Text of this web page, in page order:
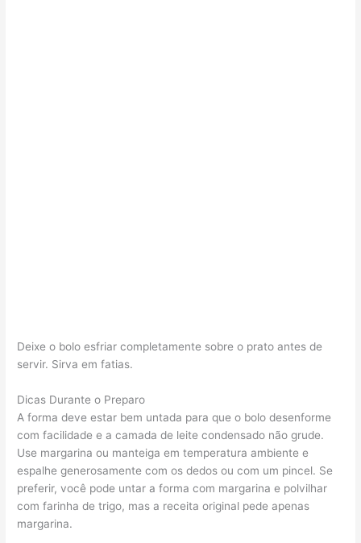
Deixe o bolo esfriar completamente sobre o prato antes de
servir. Sirva em fatias.
Dicas Durante o Preparo
A forma deve estar bem untada para que o bolo desenforme
com facilidade e a camada de leite condensado não grude.
Use margarina ou manteiga em temperatura ambiente e
espalhe generosamente com os dedos ou com um pincel. Se
preferir, você pode untar a forma com margarina e polvilhar
com farinha de trigo, mas a receita original pede apenas
margarina.